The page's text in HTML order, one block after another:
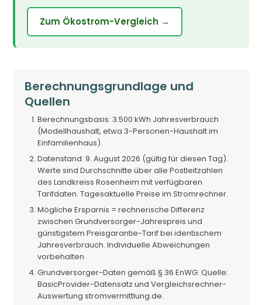
Zum Ökostrom-Vergleich →
Berechnungsgrundlage und
Quellen
Berechnungsbasis: 3.500 kWh Jahresverbrauch
(Modellhaushalt, etwa 3-Personen-Haushalt im
Einfamilienhaus).
Datenstand: 9. August 2026 (gültig für diesen Tag).
Werte sind Durchschnitte über alle Postleitzahlen
des Landkreiss Rosenheim mit verfügbaren
Tarifdaten. Tagesaktuelle Preise im Stromrechner.
Mögliche Ersparnis = rechnerische Differenz
zwischen Grundversorger-Jahrespreis und
günstigstem Preisgarantie-Tarif bei identischem
Jahresverbrauch. Individuelle Abweichungen
vorbehalten.
Grundversorger-Daten gemäß § 36 EnWG. Quelle:
BasicProvider-Datensatz und Vergleichsrechner-
Auswertung stromvermittlung.de.